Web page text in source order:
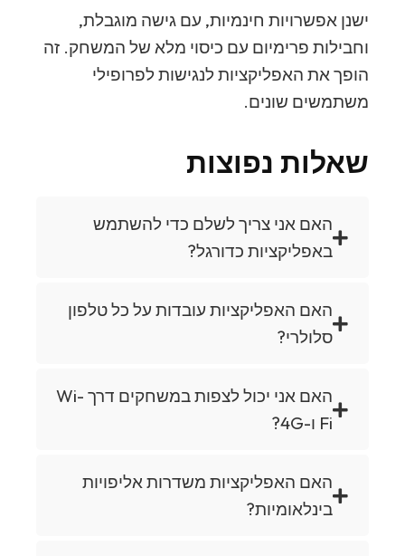
ישנן אפשרויות חינמיות, עם גישה מוגבלת,
וחבילות פרימיום עם כיסוי מלא של המשחק. זה
הופך את האפליקציות לנגישות לפרופילי
משתמשים שונים.
שאלות נפוצות
האם אני צריך לשלם כדי להשתמש
באפליקציות כדורגל?
האם האפליקציות עובדות על כל טלפון
סלולרי?
האם אני יכול לצפות במשחקים דרך Wi-
Fi ו-4G?
האם האפליקציות משדרות אליפויות
בינלאומיות?